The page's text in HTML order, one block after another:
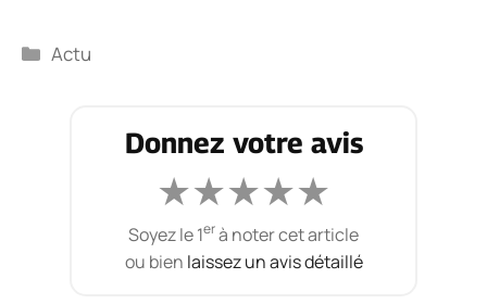
Catégories
Actu
Donnez votre avis
★★★★★
Soyez le 1erà noter cet article
ou bien laissez un avis détaillé